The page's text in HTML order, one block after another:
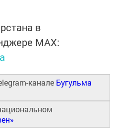
в
MАХ:
канале Бугульма